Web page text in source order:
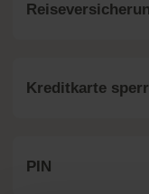
Kreditkarte
PIN